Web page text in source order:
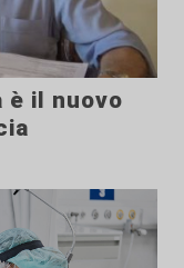
è il nuovo